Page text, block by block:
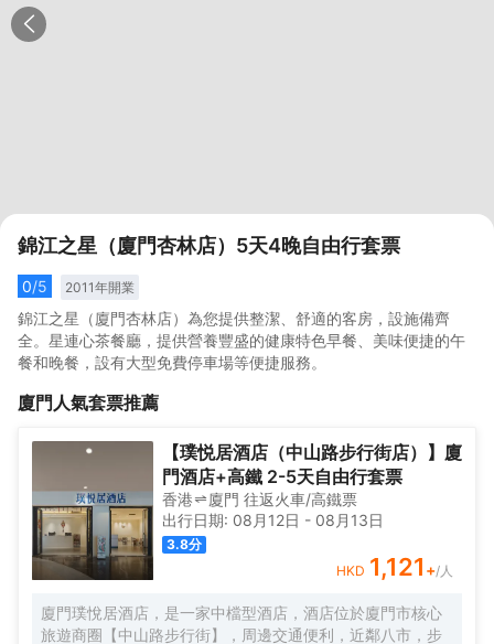
錦江之星（廈門杏林店）5天4晚自由行套票
0/5 2011年開業
錦江之星（廈門杏林店）為您提供整潔、舒適的客房，設施備齊
全。星連心茶餐廳，提供營養豐盛的健康特色早餐、美味便捷的午
餐和晚餐，設有大型免費停車場等便捷服務。
廈門 人氣套票推薦
【璞悦居酒店（中山路步行街店）】廈
門酒店+高鐵 2-5天自由行套票
香港 廈門 往返火車/高鐵票
出行日期: 08月12日 - 08月13日
3.8分
HKD 1,121 +/人
廈門璞悅居酒店，是一家中檔型酒店，酒店位於廈門市核心
旅遊商圈【中山路步行街】，周邊交通便利，近鄰八市，步